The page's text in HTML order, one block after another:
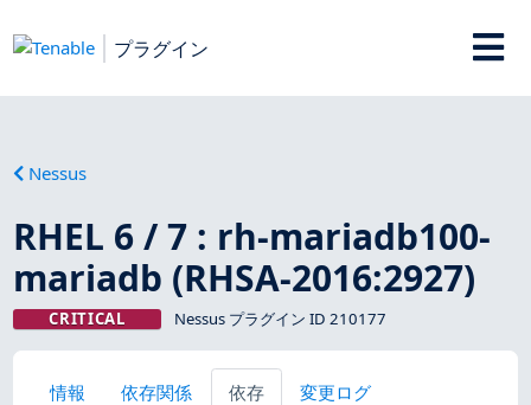
プラグイン
Nessus
RHEL 6 / 7 : rh-mariadb100-
mariadb (RHSA-2016:2927)
CRITICAL Nessus プラグイン ID 210177
情報 依存関係 依存 変更ログ